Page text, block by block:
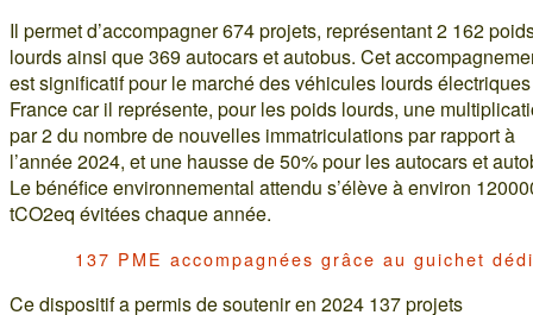
Il permet d’accompagner 674 projets, représentant 2 162
lourds ainsi que 369 autocars et autobus. Cet
est significatif pour le marché des véhicules lourds
France car il représente, pour les poids lourds, une
par 2 du nombre de nouvelles immatriculations par rapport à
l’année 2024, et une hausse de 50% pour les autocars et
Le bénéfice environnemental attendu s’élève à environ
tCO2eq évitées chaque année.
137 PME accompagnées grâce au guichet
Ce dispositif a permis de soutenir en 2024 137 projets